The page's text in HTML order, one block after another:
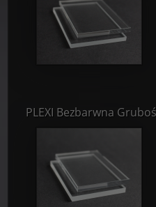
PLEXI Bezbarwna